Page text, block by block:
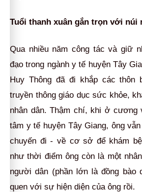
Tuổi thanh xuân gắn trọn với núi
Qua nhiều năm công tác và giữ
đạo trong ngành y tế huyện Tây
Huy Thông đã đi khắp các thôn
truyền thông giáo dục sức khỏe,
nhân dân. Thậm chí, khi ở cương
tâm y tế huyện Tây Giang, ông
chuyến đi - về cơ sở để khám
như thời điểm ông còn là một
người dân (phần lớn là đồng bào
quen với sự hiện diện của ông rồi.